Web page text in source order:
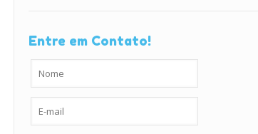
Entre em Contato!